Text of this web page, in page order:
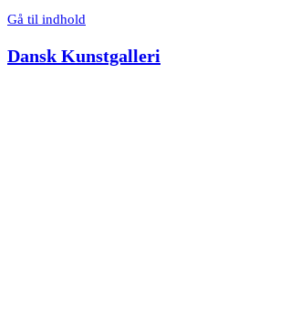
Gå til indhold
Dansk Kunstgalleri